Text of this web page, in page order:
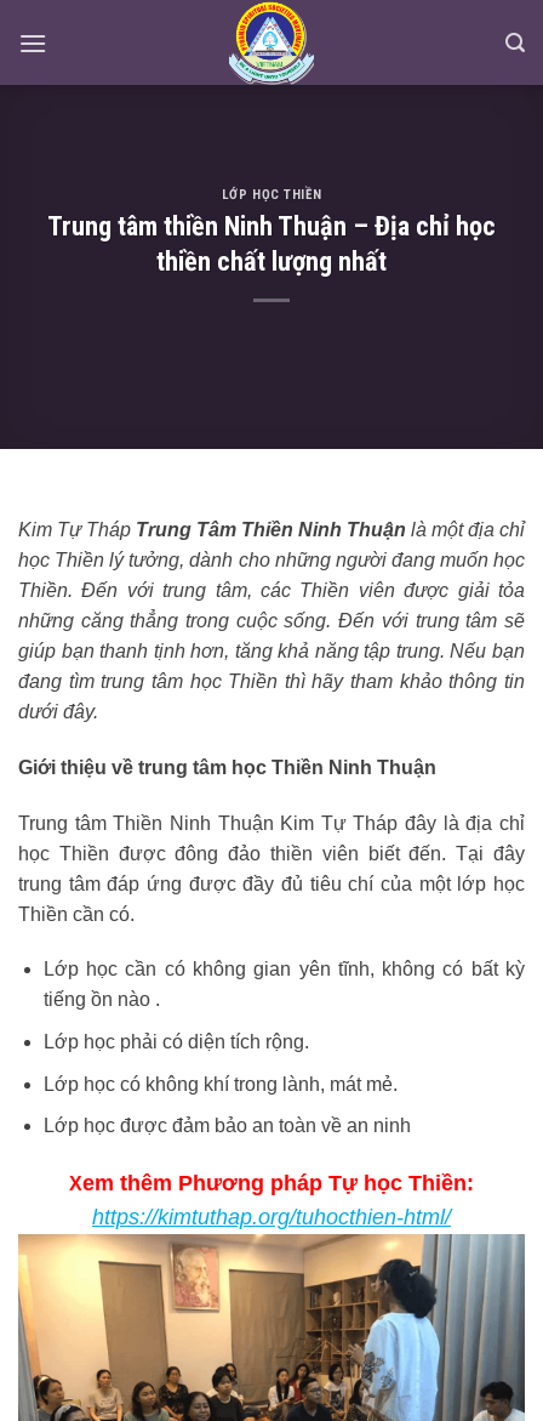
LỚP HỌC THIỀN
Trung tâm thiền Ninh Thuận – Địa chỉ học
thiền chất lượng nhất
Kim Tự Tháp Trung Tâm Thiền Ninh Thuận là một địa chỉ
học Thiền lý tưởng, dành cho những người đang muốn học
Thiền. Đến với trung tâm, các Thiền viên được giải tỏa
những căng thẳng trong cuộc sống. Đến với trung tâm sẽ
giúp bạn thanh tịnh hơn, tăng khả năng tập trung. Nếu bạn
đang tìm trung tâm học Thiền thì hãy tham khảo thông tin
dưới đây.
Giới thiệu về trung tâm học Thiền Ninh Thuận
Trung tâm Thiền Ninh Thuận Kim Tự Tháp đây là địa chỉ
học Thiền được đông đảo thiền viên biết đến. Tại đây
trung tâm đáp ứng được đầy đủ tiêu chí của một lớp học
Thiền cần có.
Lớp học cần có không gian yên tĩnh, không có bất kỳ
tiếng ồn nào .
Lớp học phải có diện tích rộng.
Lớp học có không khí trong lành, mát mẻ.
Lớp học được đảm bảo an toàn về an ninh
Xem thêm Phương pháp Tự học Thiền:
https://kimtuthap.org/tuhocthien-html/